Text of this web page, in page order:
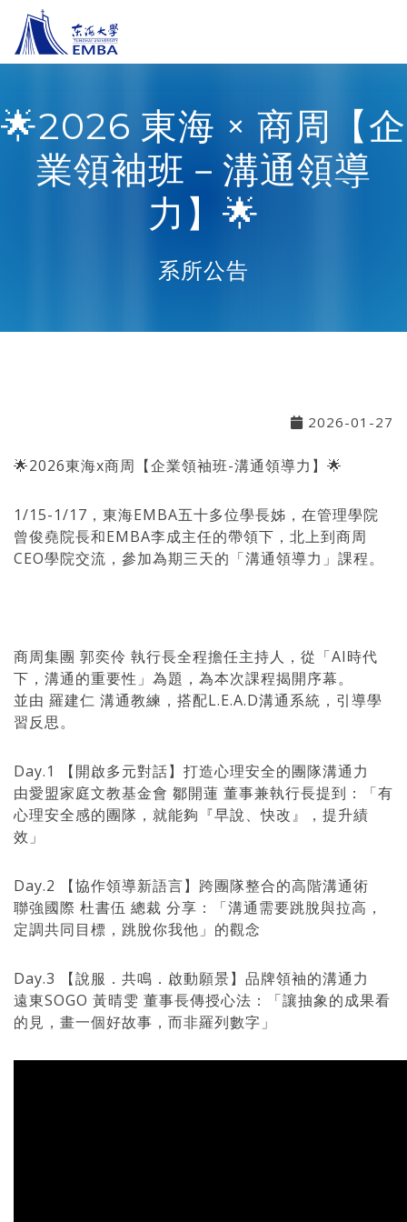
🌟2026 東海 × 商周【企
業領袖班－溝通領導
力】🌟
系所公告
2026-01-27
🌟2026東海x商周【企業領袖班-溝通領導力】🌟
1/15-1/17，東海EMBA五十多位學長姊，在管理學院
曾俊堯院長和EMBA李成主任的帶領下，北上到商周
CEO學院交流，參加為期三天的「溝通領導力」課程。
商周集團 郭奕伶 執行長全程擔任主持人，從「AI時代
下，溝通的重要性」為題，為本次課程揭開序幕。
並由 羅建仁 溝通教練，搭配L.E.A.D溝通系統，引導學
習反思。
Day.1 【開啟多元對話】打造心理安全的團隊溝通力
由愛盟家庭文教基金會 鄒開蓮 董事兼執行長提到：「有
心理安全感的團隊，就能夠『早說、快改』，提升績
效」
Day.2 【協作領導新語言】跨團隊整合的高階溝通術
聯強國際 杜書伍 總裁 分享：「溝通需要跳脫與拉高，
定調共同目標，跳脫你我他」的觀念
Day.3 【說服．共鳴．啟動願景】品牌領袖的溝通力
遠東SOGO 黃晴雯 董事長傳授心法：「讓抽象的成果看
的見，畫一個好故事，而非羅列數字」